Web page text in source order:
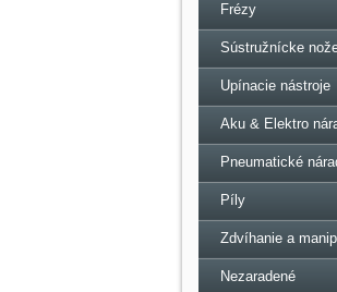
Frézy
Sústružnícke
Upínacie nástroje
Aku & Elektro
Pneumatické
Píly
Zdvíhanie a
Nezaradené